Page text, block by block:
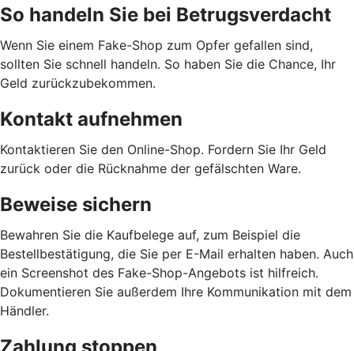
So handeln Sie bei Betrugsverdacht
Wenn Sie einem Fake-Shop zum Opfer gefallen sind,
sollten Sie schnell handeln. So haben Sie die Chance, Ihr
Geld zurückzubekommen.
Kontakt aufnehmen
Kontaktieren Sie den Online-Shop. Fordern Sie Ihr Geld
zurück oder die Rücknahme der gefälschten Ware.
Beweise sichern
Bewahren Sie die Kaufbelege auf, zum Beispiel die
Bestellbestätigung, die Sie per E-Mail erhalten haben. Auch
ein Screenshot des Fake-Shop-Angebots ist hilfreich.
Dokumentieren Sie außerdem Ihre Kommunikation mit dem
Händler.
Zahlung stoppen